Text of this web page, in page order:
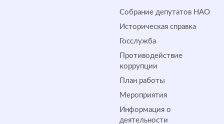
Собрание депутатов НАО
Историческая справка
Госслужба
Противодействие
коррупции
План работы
Мероприятия
Информация о
деятельности